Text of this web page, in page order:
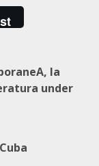
la
under